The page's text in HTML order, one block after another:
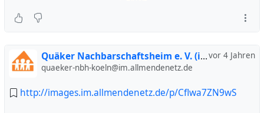
#ehrenfeld #koelnergram #trauer #trauergruppe
vor 4 Jahren
Quäker Nachbarschaftsheim e. V. (inoffiziell)
quaeker-nbh-koeln@im.allmendenetz.de
http://images.im.allmendenetz.de/p/Cflwa7ZN9wS